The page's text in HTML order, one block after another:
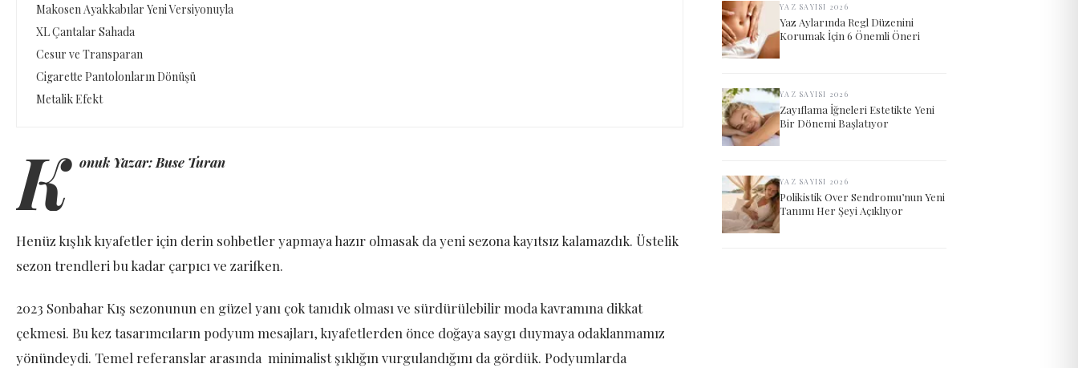
Makosen Ayakkabılar Yeni Versiyonuyla
XL Çantalar Sahada
Cesur ve Transparan
Cigarette Pantolonların Dönüşü
Metalik Efekt
K onuk Yazar: Buse Turan
Henüz kışlık kıyafetler için derin sohbetler yapmaya hazır olmasak da yeni sezona kayıtsız kalamazdık. Üstelik
sezon trendleri bu kadar çarpıcı ve zarifken.
2023 Sonbahar Kış sezonunun en güzel yanı çok tanıdık olması ve sürdürülebilir moda kavramına dikkat
çekmesi. Bu kez tasarımcıların podyum mesajları, kıyafetlerden önce doğaya saygı duymaya odaklanmamız
yönündeydi. Temel referanslar arasında minimalist şıklığın vurgulandığını da gördük. Podyumlarda
YAZ SAYISI 2026
Yaz Aylarında Regl Düzenini
Korumak İçin 6 Önemli Öneri
YAZ SAYISI 2026
Zayıflama İğneleri Estetikte Yeni
Bir Dönemi Başlatıyor
YAZ SAYISI 2026
Polikistik Over Sendromu’nun Yeni
Tanımı Her Şeyi Açıklıyor